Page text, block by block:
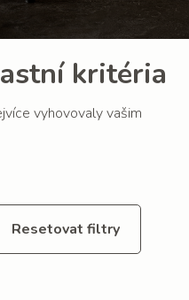
kritéria
vyhovovaly vašim
Resetovat filtry